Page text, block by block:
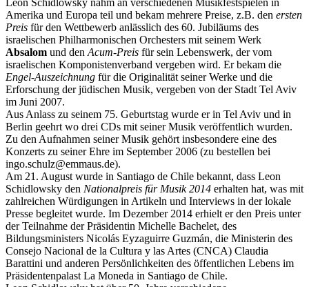
Leon Schidlowsky nahm an verschiedenen Musikfestspielen in
Amerika und Europa teil und bekam mehrere Preise, z.B. den ersten
Preis für den Wettbewerb anlässlich des 60. Jubiläums des
israelischen Philharmonischen Orchesters mit seinem Werk
Absalom und denAcum-Preis für sein Lebenswerk, der vom
israelischen Komponistenverband vergeben wird. Er bekam die
Engel-Auszeichnung für die Originalität seiner Werke und die
Erforschung der jüdischen Musik, vergeben von der Stadt Tel Aviv
im Juni 2007.
Aus Anlass zu seinem 75. Geburtstag wurde er in Tel Aviv und in
Berlin geehrt wo drei CDs mit seiner Musik veröffentlich wurden.
Zu den Aufnahmen seiner Musik gehört insbesondere eine des
Konzerts zu seiner Ehre im September 2006 (zu bestellen bei
ingo.schulz@emmaus.de).
Am 21. August wurde in Santiago de Chile bekannt, dass Leon
Schidlowsky den Nationalpreis für Musik 2014 erhalten hat, was mit
zahlreichen Würdigungen in Artikeln und Interviews in der lokale
Presse begleitet wurde. Im Dezember 2014 erhielt er den Preis unter
der Teilnahme der Präsidentin Michelle Bachelet, des
Bildungsministers Nicolás Eyzaguirre Guzmán, die Ministerin des
Consejo Nacional de la Cultura y las Artes (CNCA) Claudia
Barattini und anderen Persönlichkeiten des öffentlichen Lebens im
Präsidentenpalast La Moneda in Santiago de Chile.